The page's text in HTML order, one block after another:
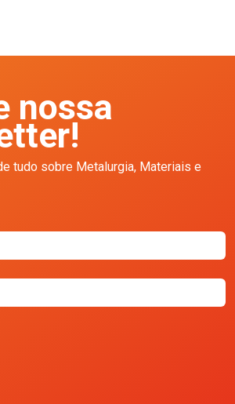
nossa
tudo sobre Metalurgia, Materiais e